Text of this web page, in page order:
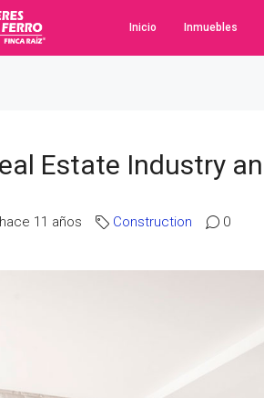
Inicio Inmuebles
Estate Industry
hace 11 años Construction 0